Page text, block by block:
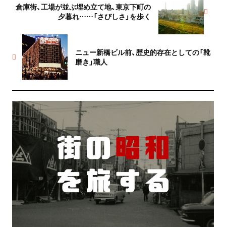
ニュー新橋ビル前、歴史的存在としての「靴
磨き」職人
倉庫街、工場が並ぶ埋め立て地、東京下町の
夕暮れ……「さびしさ」を歩く